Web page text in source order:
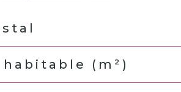
(m²)